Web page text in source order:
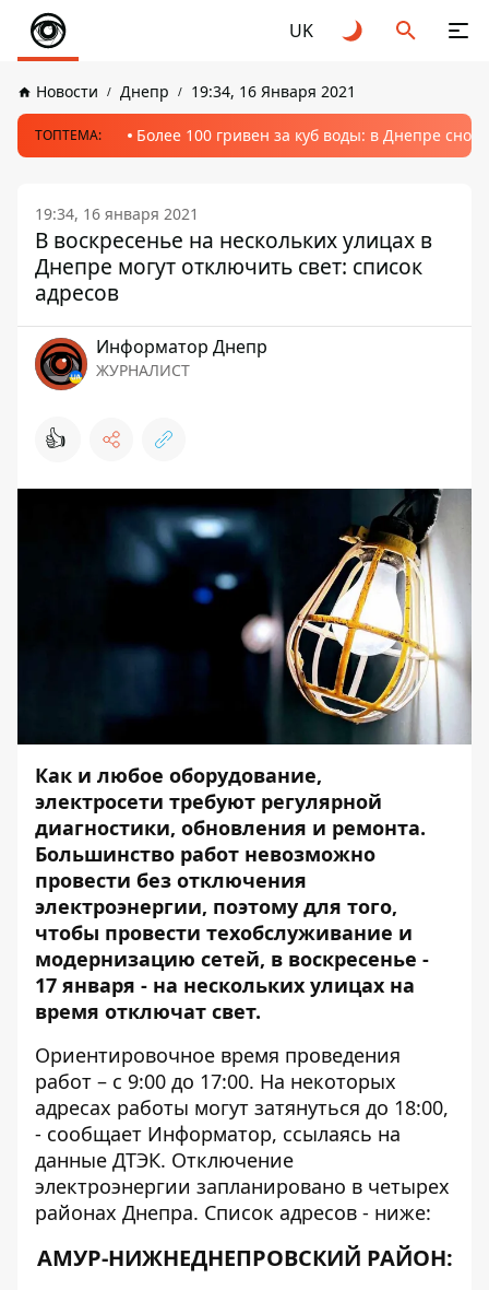
UK
Новости Днепр 19:34, 16 Января 2021
ТОПТЕМА: Более 100 гривен за куб воды: в Днепре
19:34, 16 января 2021
В воскресенье на нескольких улицах в
Днепре могут отключить свет: список
адресов
Информатор Днепр
ЖУРНАЛИСТ
👍
Как и любое оборудование,
электросети требуют регулярной
диагностики, обновления и ремонта.
Большинство работ невозможно
провести без отключения
электроэнергии, поэтому для того,
чтобы провести техобслуживание и
модернизацию сетей, в воскресенье -
17 января - на нескольких улицах на
время отключат свет.
Ориентировочное время проведения
работ – с 9:00 до 17:00. На некоторых
адресах работы могут затянуться до 18:00,
- сообщает Информатор, ссылаясь на
данные ДТЭК. Отключение
электроэнергии запланировано в четырех
районах Днепра. Список адресов - ниже:
АМУР-НИЖНЕДНЕПРОВСКИЙ РАЙОН: